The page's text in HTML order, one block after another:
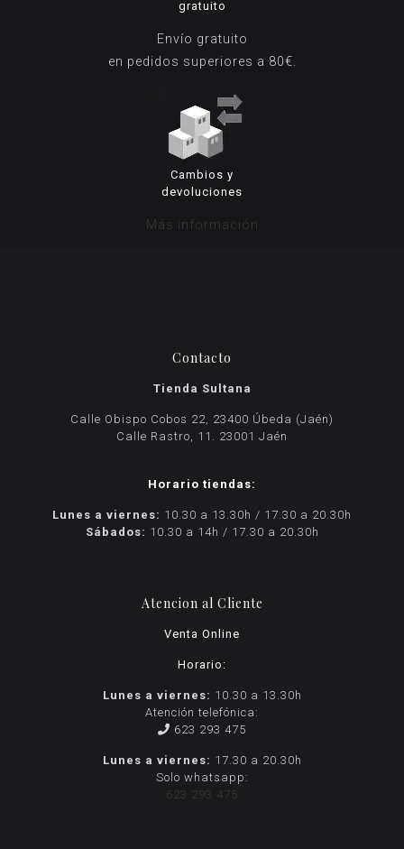
gratuito
Envío gratuito
en pedidos superiores a 80€.
Cambios y
devoluciones
Más información
Contacto
Tienda Sultana
Calle Obispo Cobos 22, 23400 Úbeda (Jaén)
Calle Rastro, 11. 23001 Jaén
Horario tiendas:
Lunes a viernes: 10.30 a 13.30h / 17.30 a 20.30h
Sábados: 10.30 a 14h / 17.30 a 20.30h
Atencion al Cliente
Venta Online
Horario:
Lunes a viernes: 10.30 a 13.30h
Atención telefónica:
623 293 475
Lunes a viernes: 17.30 a 20.30h
Solo whatsapp:
623 293 475